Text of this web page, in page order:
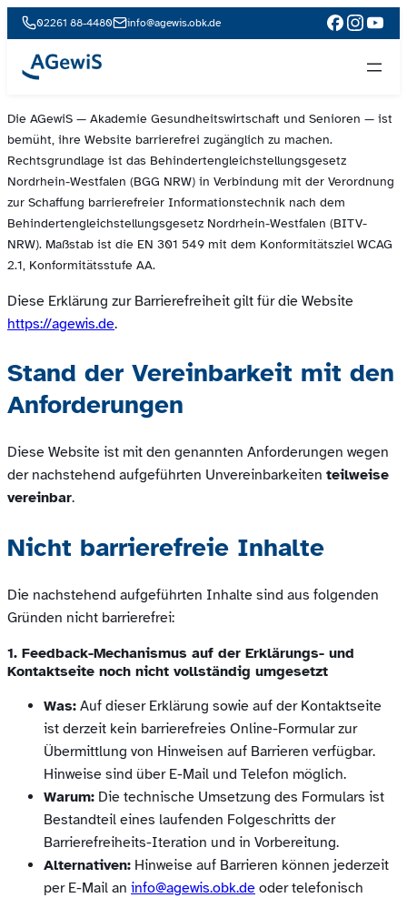
02261 88-4480 info@agewis.obk.de
Die AGewiS — Akademie Gesundheitswirtschaft und Senioren — ist
bemüht, ihre Website barrierefrei zugänglich zu machen.
Rechtsgrundlage ist das Behindertengleichstellungsgesetz
Nordrhein-Westfalen (BGG NRW) in Verbindung mit der Verordnung
zur Schaffung barrierefreier Informationstechnik nach dem
Behindertengleichstellungsgesetz Nordrhein-Westfalen (BITV-
NRW). Maßstab ist die EN 301 549 mit dem Konformitätsziel WCAG
2.1, Konformitätsstufe AA.
Diese Erklärung zur Barrierefreiheit gilt für die Website
https://agewis.de.
Stand der Vereinbarkeit mit den
Anforderungen
Diese Website ist mit den genannten Anforderungen wegen
der nachstehend aufgeführten Unvereinbarkeiten teilweise
vereinbar.
Nicht barrierefreie Inhalte
Die nachstehend aufgeführten Inhalte sind aus folgenden
Gründen nicht barrierefrei:
1. Feedback-Mechanismus auf der Erklärungs- und
Kontaktseite noch nicht vollständig umgesetzt
Was: Auf dieser Erklärung sowie auf der Kontaktseite
ist derzeit kein barrierefreies Online-Formular zur
Übermittlung von Hinweisen auf Barrieren verfügbar.
Hinweise sind über E-Mail und Telefon möglich.
Warum: Die technische Umsetzung des Formulars ist
Bestandteil eines laufenden Folgeschritts der
Barrierefreiheits-Iteration und in Vorbereitung.
Alternativen: Hinweise auf Barrieren können jederzeit
per E-Mail an info@agewis.obk.de oder telefonisch